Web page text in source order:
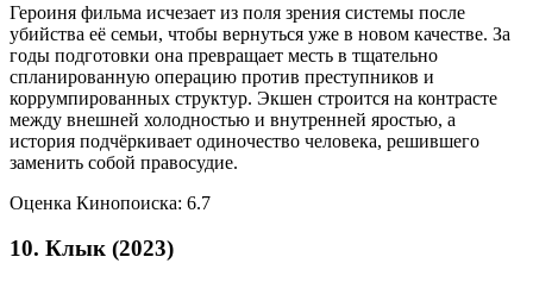
Героиня фильма исчезает из поля зрения системы после
убийства её семьи, чтобы вернуться уже в новом качестве. За
годы подготовки она превращает месть в тщательно
спланированную операцию против преступников и
коррумпированных структур. Экшен строится на контрасте
между внешней холодностью и внутренней яростью, а
история подчёркивает одиночество человека, решившего
заменить собой правосудие.
Оценка Кинопоиска: 6.7
10. Клык (2023)